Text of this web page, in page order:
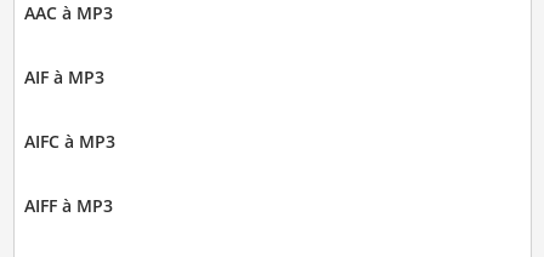
AAC à MP3
AIF à MP3
AIFC à MP3
AIFF à MP3